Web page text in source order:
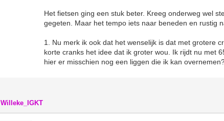
Het fietsen ging een stuk beter. Kreeg onderweg wel
gegeten. Maar het tempo iets naar beneden en rustig
1. Nu merk ik ook dat het wenselijk is dat met grotere
korte cranks het idee dat ik groter wou. Ik rijdt nu met
hier er misschien nog een liggen die ik kan
Willeke_IGKT